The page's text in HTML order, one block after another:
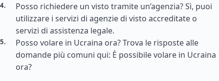
Posso richiedere un visto tramite un’agenzia? Sì, puoi
utilizzare i servizi di agenzie di visto accreditate o
servizi di assistenza legale.
Posso volare in Ucraina ora? Trova le risposte alle
domande più comuni qui: È possibile volare in Ucraina
ora?